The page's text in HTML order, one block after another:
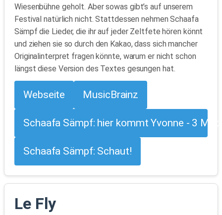
Wiesenbühne geholt. Aber sowas gibt’s auf unserem
Festival natürlich nicht. Stattdessen nehmen Schaafa
Sämpf die Lieder, die ihr auf jeder Zeltfete hören könnt
und ziehen sie so durch den Kakao, dass sich mancher
Originalinterpret fragen könnte, warum er nicht schon
längst diese Version des Textes gesungen hat.
Webseite MusicBrainz
Schaafa Sämpf: hier kommt Yvonne - 3
Schaafa Sämpf: Schaut!
Le Fly